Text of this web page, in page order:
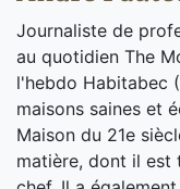
Journaliste de
au quotidien The
l'hebdo Habitabec
maisons saines et
Maison du 21e
matière, dont il est